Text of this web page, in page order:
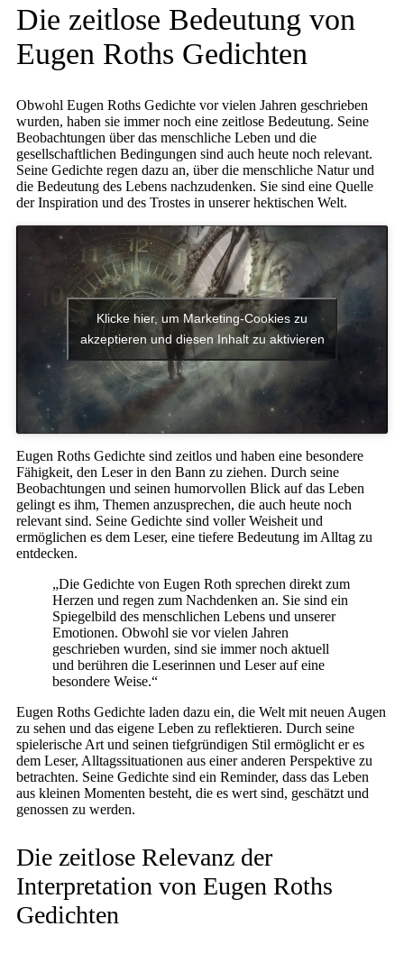
Die zeitlose Bedeutung von
Eugen Roths Gedichten
Obwohl Eugen Roths Gedichte vor vielen Jahren geschrieben
wurden, haben sie immer noch eine zeitlose Bedeutung. Seine
Beobachtungen über das menschliche Leben und die
gesellschaftlichen Bedingungen sind auch heute noch relevant.
Seine Gedichte regen dazu an, über die menschliche Natur und
die Bedeutung des Lebens nachzudenken. Sie sind eine Quelle
der Inspiration und des Trostes in unserer hektischen Welt.
Klicke hier, um Marketing-Cookies zu
akzeptieren und diesen Inhalt zu aktivieren
Eugen Roths Gedichte sind zeitlos und haben eine besondere
Fähigkeit, den Leser in den Bann zu ziehen. Durch seine
Beobachtungen und seinen humorvollen Blick auf das Leben
gelingt es ihm, Themen anzusprechen, die auch heute noch
relevant sind. Seine Gedichte sind voller Weisheit und
ermöglichen es dem Leser, eine tiefere Bedeutung im Alltag zu
entdecken.
„Die Gedichte von Eugen Roth sprechen direkt zum
Herzen und regen zum Nachdenken an. Sie sind ein
Spiegelbild des menschlichen Lebens und unserer
Emotionen. Obwohl sie vor vielen Jahren
geschrieben wurden, sind sie immer noch aktuell
und berühren die Leserinnen und Leser auf eine
besondere Weise.“
Eugen Roths Gedichte laden dazu ein, die Welt mit neuen Augen
zu sehen und das eigene Leben zu reflektieren. Durch seine
spielerische Art und seinen tiefgründigen Stil ermöglicht er es
dem Leser, Alltagssituationen aus einer anderen Perspektive zu
betrachten. Seine Gedichte sind ein Reminder, dass das Leben
aus kleinen Momenten besteht, die es wert sind, geschätzt und
genossen zu werden.
Die zeitlose Relevanz der
Interpretation von Eugen Roths
Gedichten